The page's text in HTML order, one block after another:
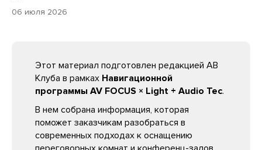
06 июля 2026
Этот материал подготовлен редакцией АВ
Клуба в рамках Навигационной
программы AV FOCUS × Light + Audio Tec.
В нем собрана информация, которая
поможет заказчикам разобраться в
современных подходах к оснащению